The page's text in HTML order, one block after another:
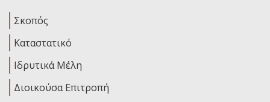
Σκοπός
Καταστατικό
Ιδρυτικά Μέλη
Διοικούσα Επιτροπή